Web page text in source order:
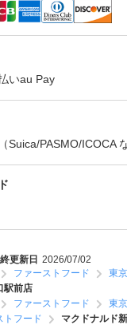
いau Pay
Suica/PASMO/ICOCA な
更新日 2026/07/02
ファーストフード 東
駅前店
ファーストフード 東
トフード
マクドナルド